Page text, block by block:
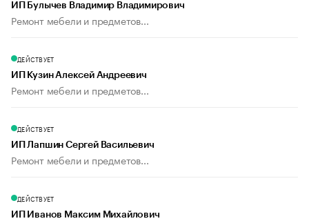
ИП Булычев Владимир Владимирович
Ремонт мебели и предметов...
ДЕЙСТВУЕТ
ИП Кузин Алексей Андреевич
Ремонт мебели и предметов...
ДЕЙСТВУЕТ
ИП Лапшин Сергей Васильевич
Ремонт мебели и предметов...
ДЕЙСТВУЕТ
ИП Иванов Максим Михайлович